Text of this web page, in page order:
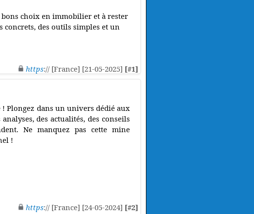
choix en immobilier et à rester
des outils simples et un
https:// [France] [21-05-2025] [#1]
Plongez dans un univers dédié aux
des actualités, des conseils
Ne manquez pas cette mine
!
https:// [France] [24-05-2024] [#2]